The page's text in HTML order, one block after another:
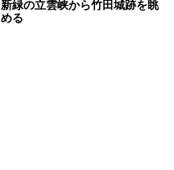
新緑の立雲峡から竹田城跡を眺
める